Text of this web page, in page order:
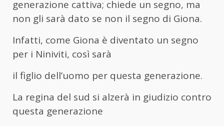
generazione cattiva; chiede un segno, ma
non gli sarà dato se non il segno di Giona.
Infatti, come Giona è diventato un segno
per i Niniviti, così sarà
il figlio dell’uomo per questa generazione.
La regina del sud si alzerà in giudizio contro
questa generazione